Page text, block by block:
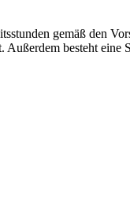
gemäß den
besteht